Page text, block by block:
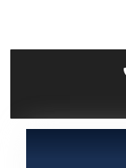
03/08/2026